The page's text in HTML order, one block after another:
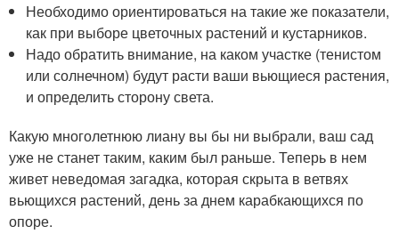
Необходимо ориентироваться на такие же показатели,
как при выборе цветочных растений и кустарников.
Надо обратить внимание, на каком участке (тенистом
или солнечном) будут расти ваши вьющиеся растения,
и определить сторону света.
Какую многолетнюю лиану вы бы ни выбрали, ваш сад
уже не станет таким, каким был раньше. Теперь в нем
живет неведомая загадка, которая скрыта в ветвях
вьющихся растений, день за днем карабкающихся по
опоре.